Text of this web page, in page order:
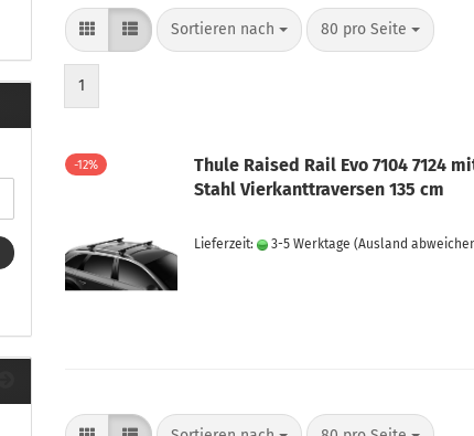
Montagekits 50.. für 7105
Fußsatz Fahrzeuge mit
Kits 30.. für 753 Fußsatz
Montagekits 40.. für 753
Fahrzeuge mit
Reling
Reling
Montagekits 70.. für 7107
Sortieren nach 80 pro Seite
1
-12%
Thule Raised Rail Evo 7104 7124
Stahl Vierkanttraversen 135 cm
Lieferzeit: 3-5 Werktage (Ausland